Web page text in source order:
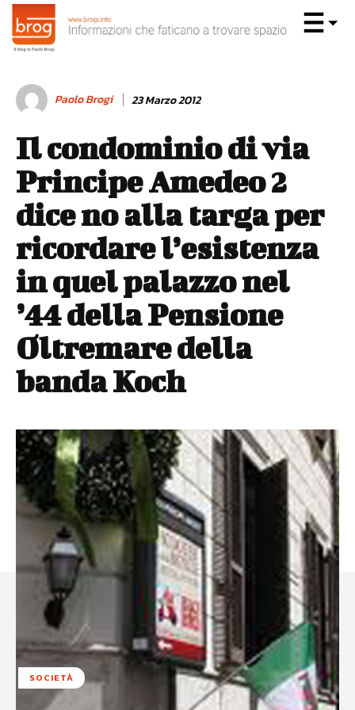
Paolo Brogi 23 Marzo 2012
Il condominio di via
Principe Amedeo 2
dice no alla targa per
ricordare l’esistenza
in quel palazzo nel
’44 della Pensione
Oltremare della
banda Koch
SOCIETÀ